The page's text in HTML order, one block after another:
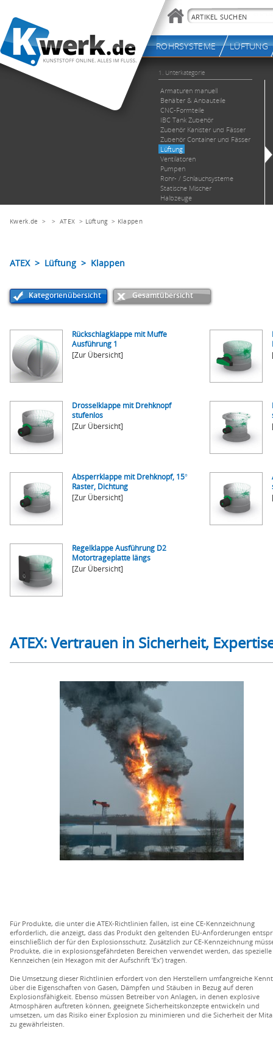
Kwerk.de > >ATEX > Lüftung> Klappen
ATEX > Lüftung > Klappen
Kategorienübersicht Gesamtübersicht
Rückschlagklappe mit Muffe
Ausführung 1
[Zur Übersicht]
Drosselklappe mit Drehknopf
stufenlos
[Zur Übersicht]
Absperrklappe mit Drehknopf, 15°
Raster, Dichtung
[Zur Übersicht]
Regelklappe Ausführung D2
Motortrageplatte längs
[Zur Übersicht]
ATEX: Vertrauen in Sicherheit,
Für Produkte, die unter die ATEX-Richtlinien fallen, ist eine CE-Kennzeichnung
erforderlich, die anzeigt, dass das Produkt den geltenden EU-Anforderungen
einschließlich der für den Explosionsschutz. Zusätzlich zur CE-Kennzeichnung
Produkte, die in explosionsgefährdeten Bereichen verwendet werden, das spezielle
Kennzeichen (ein Hexagon mit der Aufschrift ’Ex’) tragen.
Die Umsetzung dieser Richtlinien erfordert von den Herstellern umfangreiche
über die Eigenschaften von Gasen, Dämpfen und Stäuben in Bezug auf deren
Explosionsfähigkeit. Ebenso müssen Betreiber von Anlagen, in denen explosive
Atmosphären auftreten können, geeignete Sicherheitskonzepte entwickeln und
umsetzen, um das Risiko einer Explosion zu minimieren und die Sicherheit der
zu gewährleisten.